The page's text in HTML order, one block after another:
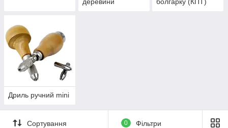
деревини болгарку (КПТ)
Дриль ручний mini
Сортування 0 Фільтри